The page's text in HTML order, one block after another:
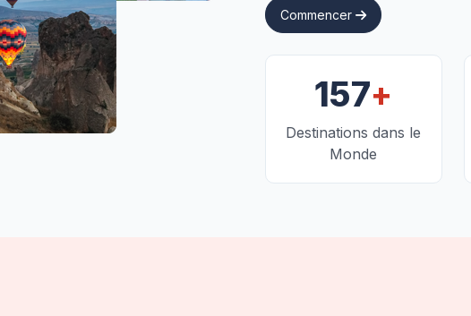
Commencer
157+
Destinations dans le
Monde